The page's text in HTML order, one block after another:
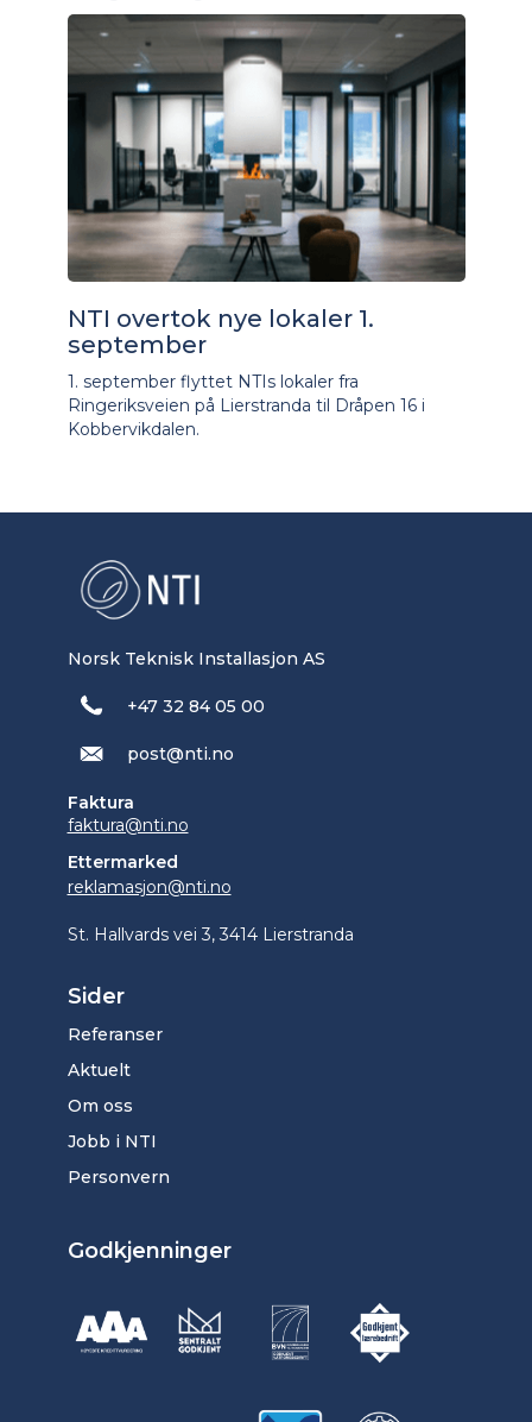
NTI overtok nye lokaler 1.
september
1. september flyttet NTIs lokaler fra
Ringeriksveien på Lierstranda til Dråpen 16 i
Kobbervikdalen.
Norsk Teknisk Installasjon AS
+47 32 84 05 00
post@nti.no
Faktura
faktura@nti.no
Ettermarked
reklamasjon@nti.no
St. Hallvards vei 3, 3414 Lierstranda
Sider
Referanser
Aktuelt
Om oss
Jobb i NTI
Personvern
Godkjenninger